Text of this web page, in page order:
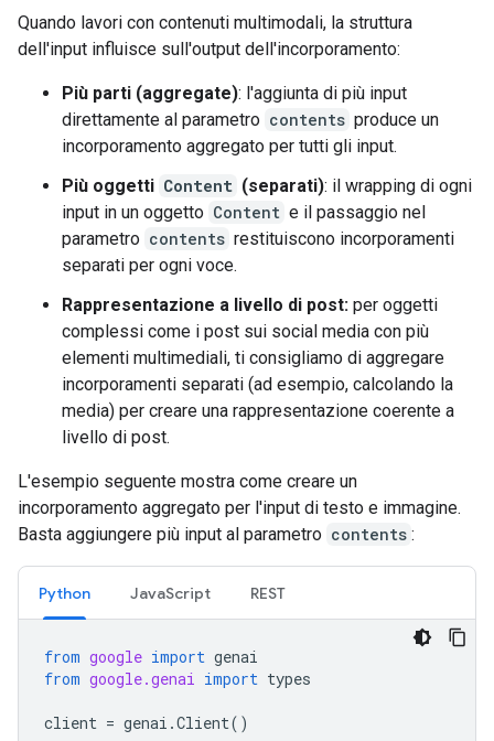
Quando lavori con contenuti multimodali, la struttura
dell'input influisce sull'output dell'incorporamento:
Più parti (aggregate): l'aggiunta di più input
direttamente al parametro contents produce un
incorporamento aggregato per tutti gli input.
Più oggetti Content (separati): il wrapping di ogni
input in un oggetto Content e il passaggio nel
parametro contents restituiscono incorporamenti
separati per ogni voce.
Rappresentazione a livello di post: per oggetti
complessi come i post sui social media con più
elementi multimediali, ti consigliamo di aggregare
incorporamenti separati (ad esempio, calcolando la
media) per creare una rappresentazione coerente a
livello di post.
L'esempio seguente mostra come creare un
incorporamento aggregato per l'input di testo e immagine.
Basta aggiungere più input al parametro contents :
Python JavaScript REST
from google import genai
from google.genai import types
client = genai .Client()